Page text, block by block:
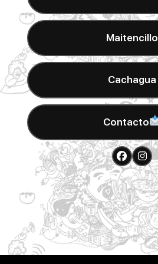
Maitencillo
Cachagua
Contacto